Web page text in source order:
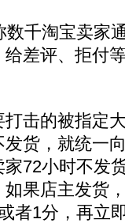
千淘宝卖家
差评、拒付
击的被指定
货，就统一
72小时不发
果店主发货
者1分，再立